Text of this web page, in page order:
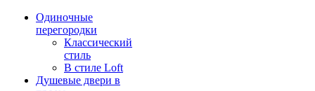
Одиночные
перегородки
Классический
стиль
В стиле Loft
Душевые двери в